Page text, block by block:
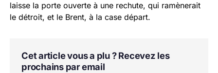
laisse la porte ouverte à une rechute, qui ramènerait
le détroit, et le Brent, à la case départ.
Cet article vous a plu ? Recevez les
prochains par email